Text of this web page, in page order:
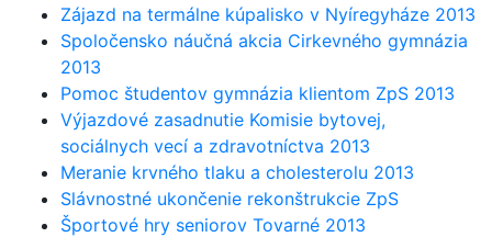
Zájazd na termálne kúpalisko v Nyíregyháze 2013
Spoločensko náučná akcia Cirkevného gymnázia
2013
Pomoc študentov gymnázia klientom ZpS 2013
Výjazdové zasadnutie Komisie bytovej,
sociálnych vecí a zdravotníctva 2013
Meranie krvného tlaku a cholesterolu 2013
Slávnostné ukončenie rekonštrukcie ZpS
Športové hry seniorov Tovarné 2013